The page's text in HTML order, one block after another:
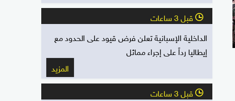
l قبل 3 ساعات
الداخلية الإسبانية تعلن فرض قيود على الحدود مع
إيطاليا رداً على إجراء مماثل
المزيد
l قبل 3 ساعات